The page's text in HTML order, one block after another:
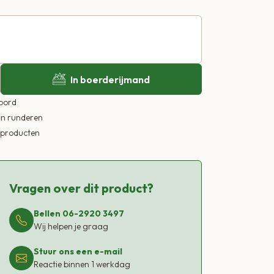
In boerderijmand
runderen
Vragen over dit product?
Bellen 06-2920 3497
Wij helpen je graag
Stuur ons een e-mail
Reactie binnen 1 werkdag